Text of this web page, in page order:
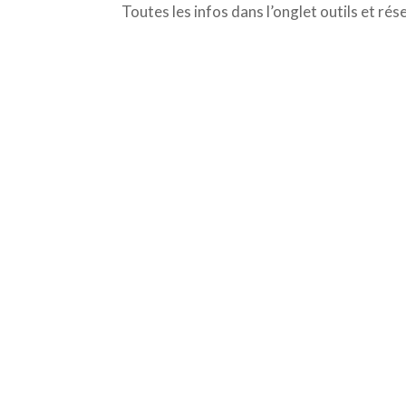
Toutes les infos dans l’onglet outils et